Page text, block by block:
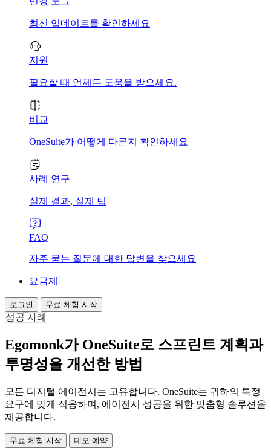
최신 업데이트를 확인하세요
지원
필요할 때 언제든 도움을 받으세요.
비교
OneSuite가 어떻게 다른지 확인하세요
사례 연구
실제 결과, 실제 팀
FAQ
자주 묻는 질문에 대한 답변을 찾으세요
요금제
로그인 무료 체험 시작
성공 사례
Egomonk가 OneSuite로 스프린트 계획과
투명성을 개선한 방법
모든 디지털 에이전시는 고유합니다. OneSuite는 귀하의 특정
요구에 맞게 적응하며, 에이전시 성공을 위한 맞춤형 솔루션을
제공합니다.
무료 체험 시작 데모 예약